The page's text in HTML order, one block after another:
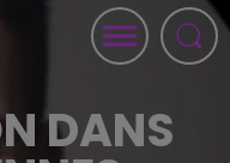
DANS